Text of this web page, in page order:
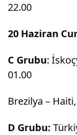
22.00
20 Haziran
C Grubu:
01.00
Brezilya –
D Grubu: